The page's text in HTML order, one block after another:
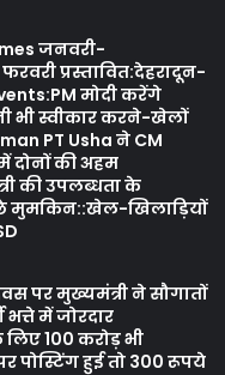
जनवरी-
प्रस्तावित:देहरादून-
मोदी करेंगे
भी स्वीकार करने-खेलों
PT Usha ने CM
दोनों की अहम
की उपलब्धता के
मुमकिन::खेल-खिलाड़ियों
पर मुख्यमंत्री ने सौगातों
भत्ते में जोरदार
100 करोड़ भी
पोस्टिंग हुई तो 300 रूपये